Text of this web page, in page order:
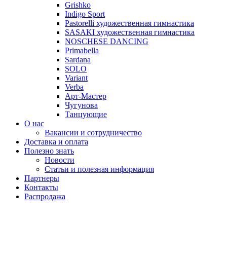
Grishko
Indigo Sport
Pastorelli художественная гимнастика
SASAKI художественная гимнастика
NOSCHESE DANCING
Primabella
Sardana
SOLO
Variant
Verba
Арт-Мастер
Чугунова
Танцующие
О нас
Вакансии и сотрудничество
Доставка и оплата
Полезно знать
Новости
Статьи и полезная информация
Партнеры
Контакты
Распродажа